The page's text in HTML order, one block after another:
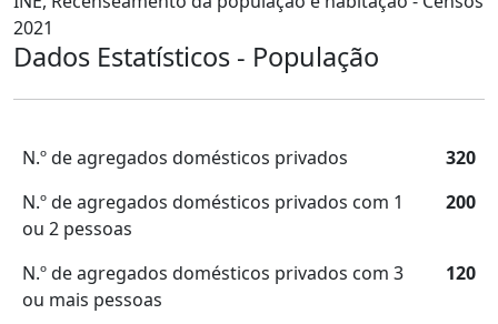
2021
Dados Estatísticos - População
N.º de agregados domésticos privados
320
N.º de agregados domésticos privados com 1
ou 2 pessoas
200
N.º de agregados domésticos privados com 3
ou mais pessoas
120